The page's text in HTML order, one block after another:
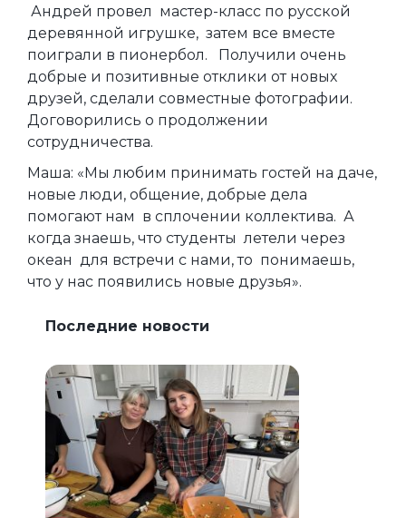
Андрей провел мастер-класс по русской
деревянной игрушке, затем все вместе
поиграли в пионербол. Получили очень
добрые и позитивные отклики от новых
друзей, сделали совместные фотографии.
Договорились о продолжении
сотрудничества.
Маша: «Мы любим принимать гостей на даче,
новые люди, общение, добрые дела
помогают нам в сплочении коллектива. А
когда знаешь, что студенты летели через
океан для встречи с нами, то понимаешь,
что у нас появились новые друзья».
Последние новости